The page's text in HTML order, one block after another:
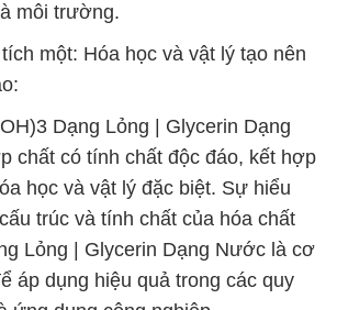
môi trường.
một: Hóa học và vật lý tạo nên
Dạng Lỏng | Glycerin Dạng
chất có tính chất độc đáo, kết hợp
học và vật lý đặc biệt. Sự hiểu
trúc và tính chất của hóa chất
Lỏng | Glycerin Dạng Nước là cơ
áp dụng hiệu quả trong các quy